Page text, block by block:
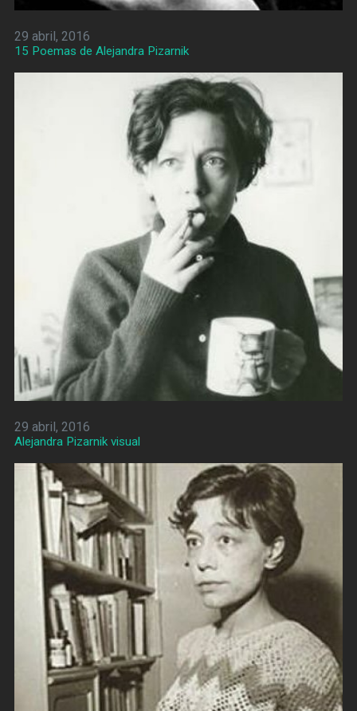
29 abril, 2016
15 Poemas de Alejandra Pizarnik
29 abril, 2016
Alejandra Pizarnik visual